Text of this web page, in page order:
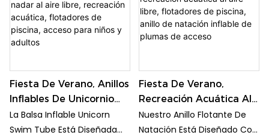
Acuáticos Son Perfectos
Para Divertirse Bajo El Sol.
Aire Y Garantiza Un Inflado
Rápido En Minutos. Cuando
No Esté En Uso,
Boquilla Para Desinflarla
Rápidamente Y Esta Piscina
Inflable Ocupa Un Espacio
Mínimo. El Tubo De Natación
Inflable Con Forma De
Fiesta De Verano, Anillos
Inflables De Unicornio
Para Nadar Al Aire Libre,
Recreación Acuática,
La Balsa Inflable Unicorn
Swim Tube Está Diseñada
Fiesta De Verano,
Recreación Acuática Al
Aire Libre, Flotadores De
Piscina, Anillo De
Nuestro Anillo Flotante De
Natación Está Diseñado Con